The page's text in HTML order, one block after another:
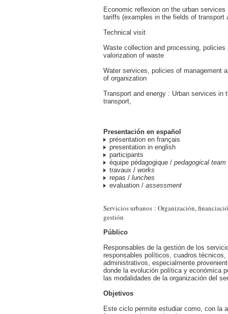
Economic reflexion on the urban
tariffs (examples in the fields of transport
Technical visit
Waste collection and processing, policies
valorization of waste
Water services, policies of management
of organization
Transport and energy : Urban services in
transport,
Presentación en español
présentation en français
presentation in english
participants
équipe pédagogique / pedagogical team
travaux / works
repas / lunches
evaluation / assessment
Servicios urbanos : Organización,
gestión
Público
Responsables de la gestión de los
responsables políticos, cuadros técnicos,
administrativos, especialmente
donde la evolución política y económica
las modalidades de la organización del
Objetivos
Este ciclo permite estudiar como, con la